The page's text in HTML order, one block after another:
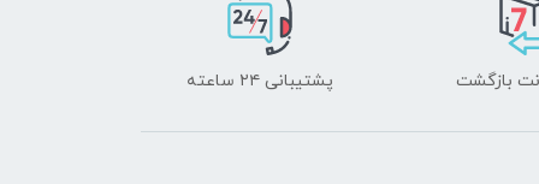
پشتیبانی ۲۴ ساعته